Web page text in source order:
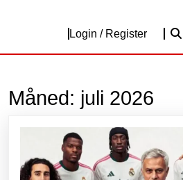
Login / RegisterLogin
Måned: juli 2026